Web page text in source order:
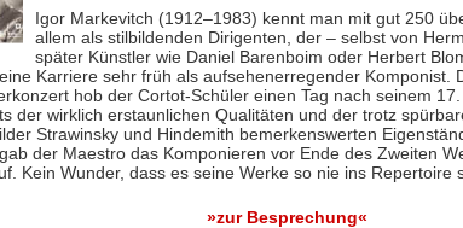
Igor Markevitch (1912–1983) kennt man mit gut 250
allem als stilbildenden Dirigenten, der – selbst von
später Künstler wie Daniel Barenboim oder Herbert
Karriere sehr früh als aufsehenerregender Komponist.
hob der Cortot-Schüler einen Tag nach seinem
der wirklich erstaunlichen Qualitäten und der trotz
Strawinsky und Hindemith bemerkenswerten
der Maestro das Komponieren vor Ende des Zweiten
Kein Wunder, dass es seine Werke so nie ins Repertoire
»zur Besprechung«